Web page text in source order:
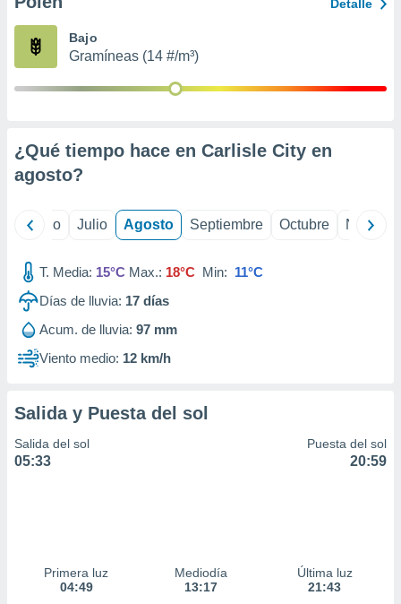
e
1199
Detalle
Bajo
Gramíneas (14 #/m³)
¿Qué tiempo hace en Carlisle City en
agosto?
Junio Julio Agosto Septiembre Octubre
T. Media: 15°C Max.: 18°C Min: 11°C
Días de lluvia: 17 días
Acum. de lluvia: 97 mm
Viento medio: 12 km/h
Salida y Puesta del sol
Salida del sol
05:33
Puesta del sol
20:59
Primera luz
04:49
Mediodía
13:17
Última luz
21:43